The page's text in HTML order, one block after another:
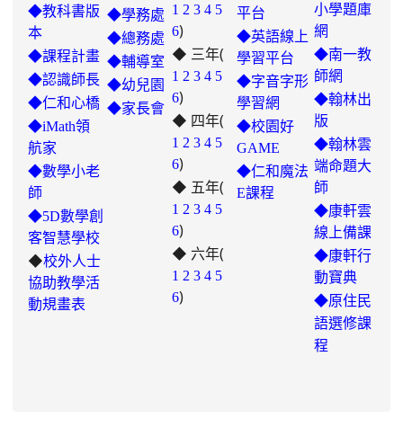
◆教科書版
本
◆課程計畫
◆認識師長
◆仁和心橋
◆iMath領
航家
◆數學小老
師
◆5D數學創
客智慧學校
◆校外人士
協助教學活
動規畫表
◆學務處
◆總務處
◆輔導室
◆幼兒園
◆家長會
1 2 3 4 5
6)
◆ 三年(
1 2 link
https://padlet.com/hui22026/302-
hwbav1x2c8b5ge0y
3 4 5
6)
◆ 四年(
1 2 3 4 5
6)
◆ 五年(
1 2 3 4 link
https://padlet.com/chungling29/
7ddh1o7gcaf2lqtb
5
6)
◆ 六年(
1 2 3 4 5
6)
平台
◆英語線上
學習平台
◆字音字形
學習網
◆校園好
GAME
◆仁和魔法
E課程
小學題庫
網
◆南一教
師網
◆翰林出
版
◆翰林雲
端命題大
師
◆康軒雲
線上備課
◆康軒行
動寶典
◆原住民
語選修課
程